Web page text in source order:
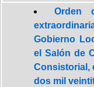
Orden
Gobierno
el Salón de
Consistorial,
dos mil